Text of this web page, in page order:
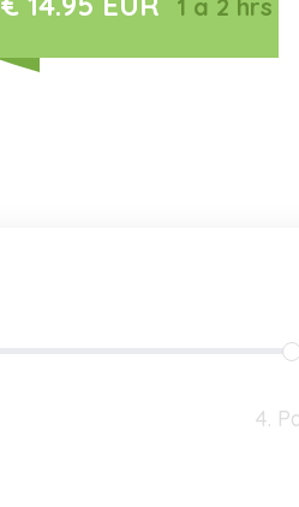
1 a 2 hrs
4.